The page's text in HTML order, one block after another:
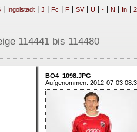
| Ingolstadt| J Fc F| SV| Ü| -| N In| 2
114441 bis 114480
BO4_1098.JPG
Aufgenommen: 2012-07-03